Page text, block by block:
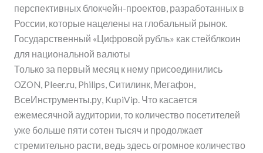
перспективных блокчейн-проектов, разработанных в
России, которые нацелены на глобальный рынок.
Государственный «Цифровой рубль» как стейблкоин
для национальной валюты
Только за первый месяц к нему присоединились
OZON, Pleer.ru, Philips, Ситилинк, Мегафон,
ВсеИнструменты.ру, KupiVip. Что касается
ежемесячной аудитории, то количество посетителей
уже больше пяти сотен тысяч и продолжает
стремительно расти, ведь здесь огромное количество